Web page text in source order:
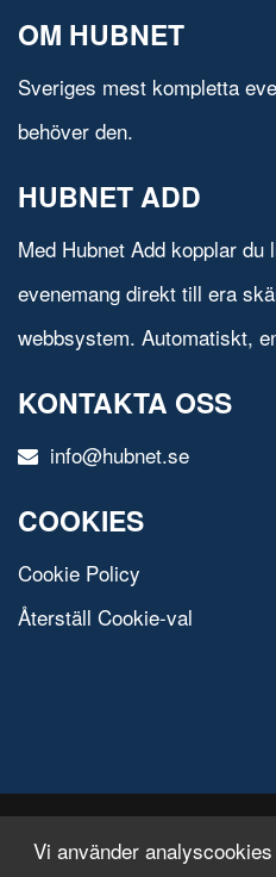
Vi använder
OM HUBNET
Sveriges mest kompletta
behöver den.
HUBNET ADD
Med Hubnet Add kopplar du
evenemang direkt till era
webbsystem. Automatiskt,
KONTAKTA OSS
info@hubnet.se
COOKIES
Cookie Policy
Återställ Cookie-val